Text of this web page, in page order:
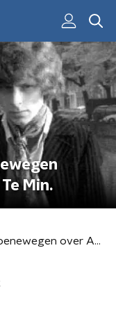
Min.
The Kik's Marcel Groenewegen over Armand en Ben Ik Te Min.